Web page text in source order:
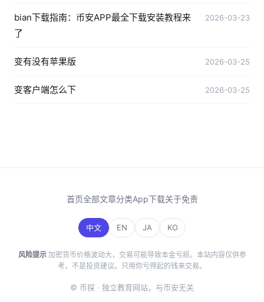
bian下载指南：币安APP最全下载安装教程来
了
2026-03-23
变有没有苹果版 2026-03-25
变客户端怎么下 2026-03-25
首页全部文章分类App下载关于免责
中文 EN JA KO
风险提示加密货币价格波动大，交易可能导致本金亏损。本站内容仅供参
考，不是投资建议。只用你亏得起的钱来交易。
© 币探 · 独立教育网站，与币安无关